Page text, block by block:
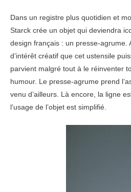
Dans un registre plus quotidien et
Starck crée un objet qui deviendra
design français : un presse-agrume.
d’intérêt créatif que cet ustensile
parvient malgré tout à le réinventer
humour. Le presse-agrume prend
venu d’ailleurs. Là encore, la ligne
l’usage de l’objet est simplifié.